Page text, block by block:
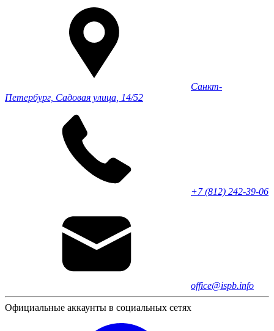
Санкт-
Петербург, Садовая улица, 14/52
+7 (812) 242-39-06
office@ispb.info
Официальные аккаунты в социальных сетях